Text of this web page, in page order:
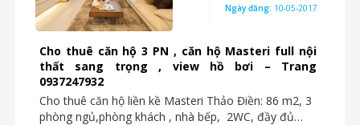
Cho thuê căn hộ 3 PN , căn hộ Masteri full nội
thất sang trọng , view hồ bơi – Trang
0937247932
Cho thuê căn hộ liền kề Masteri Thảo Điền: 86 m2, 3
phòng ngủ,phòng khách , nhà bếp, 2WC, đầy đủ…
Ngày đăng: 10-05-2017